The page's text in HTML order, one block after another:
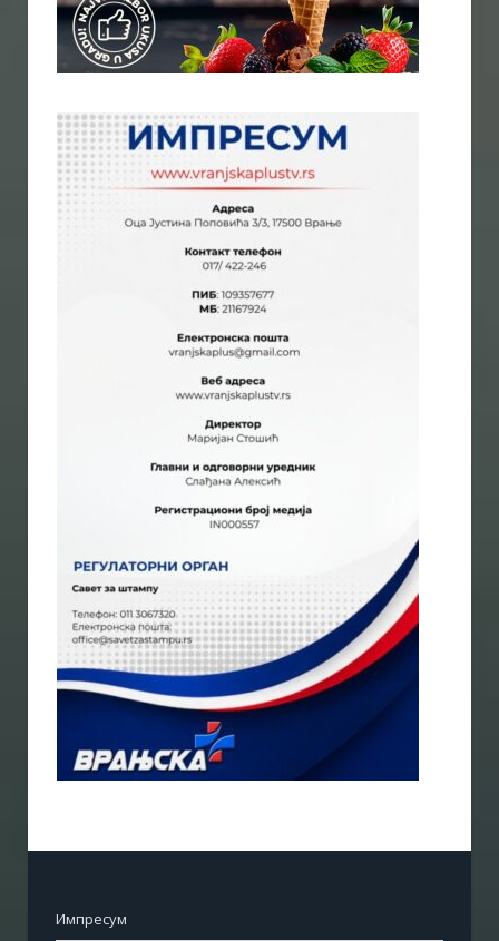
Импресум